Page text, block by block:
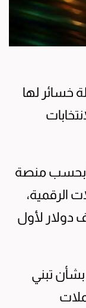
خسائر لها
إلى 92714 دولاراً بحسب منصة
الرقمية،
في اختراق حاجز 100 ألف دولار لأول
تبني